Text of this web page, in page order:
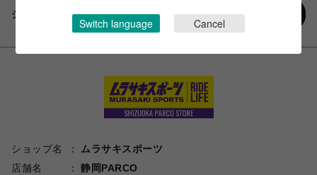
シェアする
ショップ名
ムラサキスポーツ
店舗名
静岡PARCO
Switch language Cancel